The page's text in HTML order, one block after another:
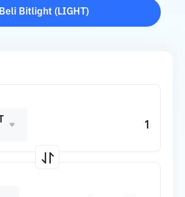
Beli Bitlight( LIGHT )